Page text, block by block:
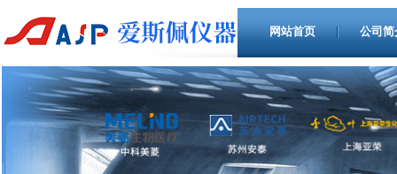
网站首页 公司简